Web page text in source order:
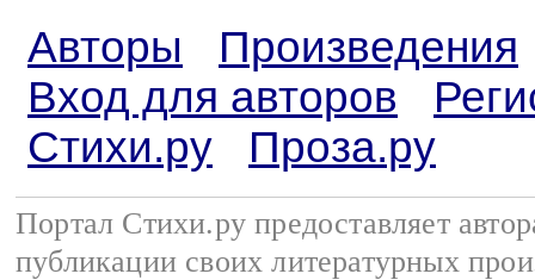
Авторы
Произведения
Вход для авторов
Стихи.ру
Проза.ру
Портал Стихи.ру предоставляет
публикации своих литературных